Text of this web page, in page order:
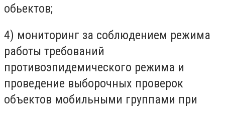
обьектов;
4) мониторинг за соблюдением режима
работы требований
противоэпидемического режима и
проведение выборочных проверок
объектов мобильными группами при